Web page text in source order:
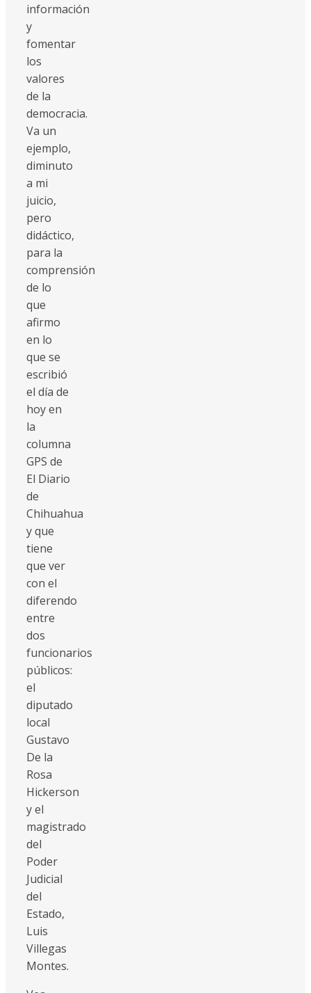
información
y
fomentar
los
valores
de la
democracia.
Va un
ejemplo,
diminuto
a mi
juicio,
pero
didáctico,
para la
comprensión
de lo
que
afirmo
en lo
que se
escribió
el día de
hoy en
la
columna
GPS de
El Diario
de
Chihuahua
y que
tiene
que ver
con el
diferendo
entre
dos
funcionarios
públicos:
el
diputado
local
Gustavo
De la
Rosa
Hickerson
y el
magistrado
del
Poder
Judicial
del
Estado,
Luis
Villegas
Montes.